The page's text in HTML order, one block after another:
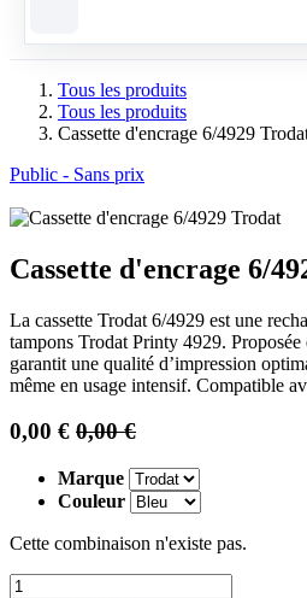
Tous les produits
Tous les produits
Cassette d'encrage 6/4929
Public - Sans prix
Cassette d'encrage 6/
La cassette Trodat 6/4929 est une
tampons Trodat Printy 4929.
garantit une qualité d’impression
même en usage intensif. Compatible
0,00 € 0,00€
Marque
Couleur
Cette combinaison n'existe pas.